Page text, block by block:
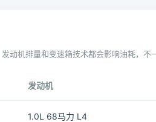
动机排量和变速箱技术都会影响油耗，
发动机
1.0L 68马力 L4